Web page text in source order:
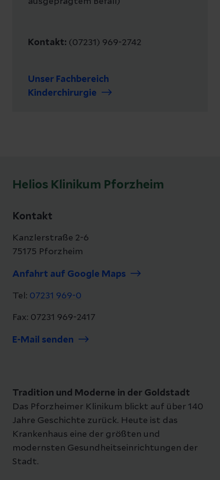
Kontakt: (07231) 969-2742
Unser Fachbereich
Kinderchirurgie
Helios Klinikum Pforzheim
Kontakt
Kanzlerstraße 2-6
75175 Pforzheim
Anfahrt auf Google Maps
Tel: 07231 969-0
Fax: 07231 969-2417
E-Mail senden
Tradition und Moderne in der Goldstadt
Das Pforzheimer Klinikum blickt auf über 140
Jahre Geschichte zurück. Heute ist das
Krankenhaus eine der größten und
modernsten Gesundheitseinrichtungen der
Stadt.